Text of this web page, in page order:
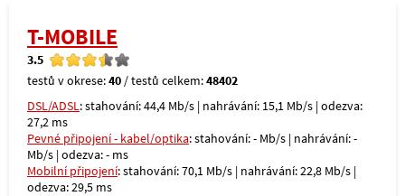
T-MOBILE
3.5
testů v okrese:40 / testů celkem:48402
DSL/ADSL: stahování: 44,4 Mb/s | nahrávání: 15,1 Mb/s | odezva:
27,2 ms
Pevné připojení - kabel/optika: stahování: - Mb/s | nahrávání: -
Mb/s | odezva: - ms
Mobilní připojení: stahování: 70,1 Mb/s | nahrávání: 22,8 Mb/s |
odezva: 29,5 ms